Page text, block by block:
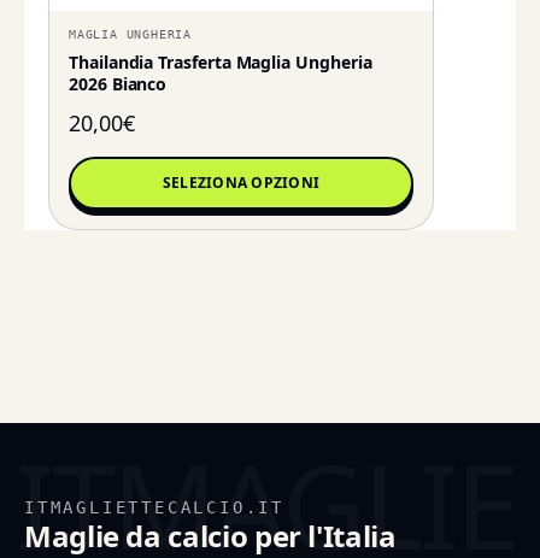
MAGLIA UNGHERIA
Thailandia Trasferta Maglia Ungheria
2026 Bianco
20,00€
SELEZIONA OPZIONI
ITMAGLIETTECALCIO.IT
Maglie da calcio per l'Italia